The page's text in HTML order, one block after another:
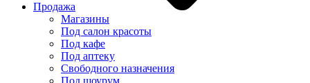
Продажа
Магазины
Под салон красоты
Под кафе
Под аптеку
Свободного назначения
Под шоурум